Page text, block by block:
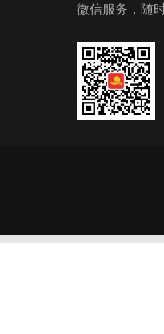
微信服务，随